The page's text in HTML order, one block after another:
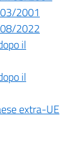
2001
2022
il
il
extra-UE